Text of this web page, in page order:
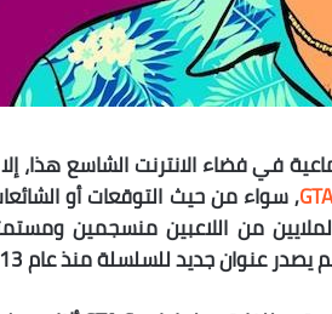
في فضاء الانترنت الشاسع
, سواء من حيث التوقعات أو
من اللاعبين منسجمين
عنوان جديد للسلسلة منذ عام 2013.